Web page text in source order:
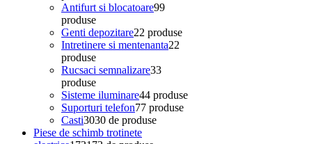
Antifurt si blocatoare99
produse
Genti depozitare22 produse
Intretinere si mentenanta22
produse
Rucsaci semnalizare33
produse
Sisteme iluminare44 produse
Suporturi telefon77 produse
Casti3030 de produse
Piese de schimb trotinete